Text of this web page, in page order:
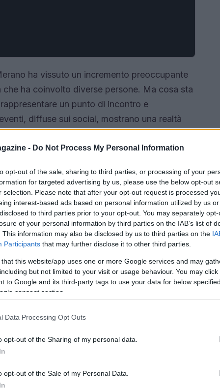
- Do Not Process My Personal Information
opt-out of the sale, sharing to third parties, or processing of your
for targeted advertising by us, please use the below opt-out
selection. Please note that after your opt-out request is processed
interest-based ads based on personal information utilized by us
to third parties prior to your opt-out. You may separately
of your personal information by third parties on the IAB’s list of
This information may also be disclosed by us to third parties on the
Participants that may further disclose it to other third parties.
this website/app uses one or more Google services and may
but not limited to your visit or usage behaviour. You may
to Google and its third-party tags to use your data for below
consent section.
Data Processing Opt Outs
opt-out of the Sharing of my personal data.
opt-out of the Sale of my Personal Data.
ha vissuto un incremento preoccupante
ha coinvolto diverse persone. Ma cosa sta
un punto di incontro e
diffuse sui social, mostrano una realtà
alcol e droghe.È tempo di riflettere sulla
violenza